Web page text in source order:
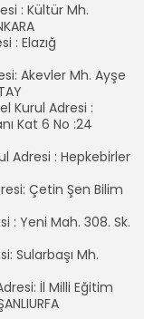
: Kültür Mh.
: Elazığ
Akevler Mh. Ayşe
Kurul Adresi :
Kat 6 No :24
Adresi : Hepkebirler
Çetin Şen Bilim
: Yeni Mah. 308. Sk.
Sularbaşı Mh.
İl Milli Eğitim